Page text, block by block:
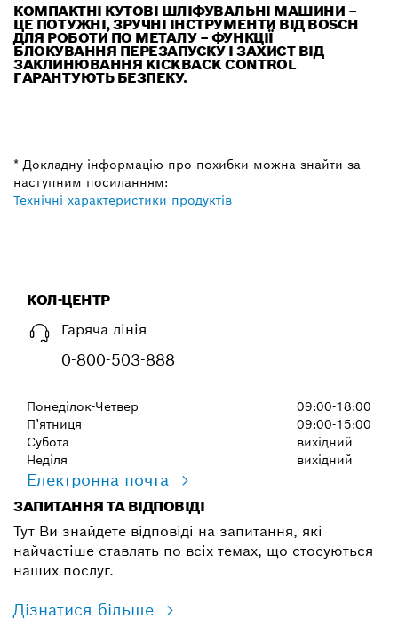
КОМПАКТНІ КУТОВІ ШЛІФУВАЛЬНІ МАШИНИ –
ЦЕ ПОТУЖНІ, ЗРУЧНІ ІНСТРУМЕНТИ ВІД BOSCH
ДЛЯ РОБОТИ ПО МЕТАЛУ – ФУНКЦІЇ
БЛОКУВАННЯ ПЕРЕЗАПУСКУ І ЗАХИСТ ВІД
ЗАКЛИНЮВАННЯ KICKBACK CONTROL
ГАРАНТУЮТЬ БЕЗПЕКУ.
* Докладну інформацію про похибки можна знайти за
наступним посиланням:
Технічні характеристики продуктів
КОЛ-ЦЕНТР
Гаряча лінія
0-800-503-888
Понеділок-Четвер
П’ятниця
Субота
Неділя
09:00-18:00
09:00-15:00
вихідний
вихідний
Електронна почта
ЗАПИТАННЯ ТА ВІДПОВІДІ
Тут Ви знайдете відповіді на запитання, які
найчастіше ставлять по всіх темах, що стосуються
наших послуг.
Дізнатися більше